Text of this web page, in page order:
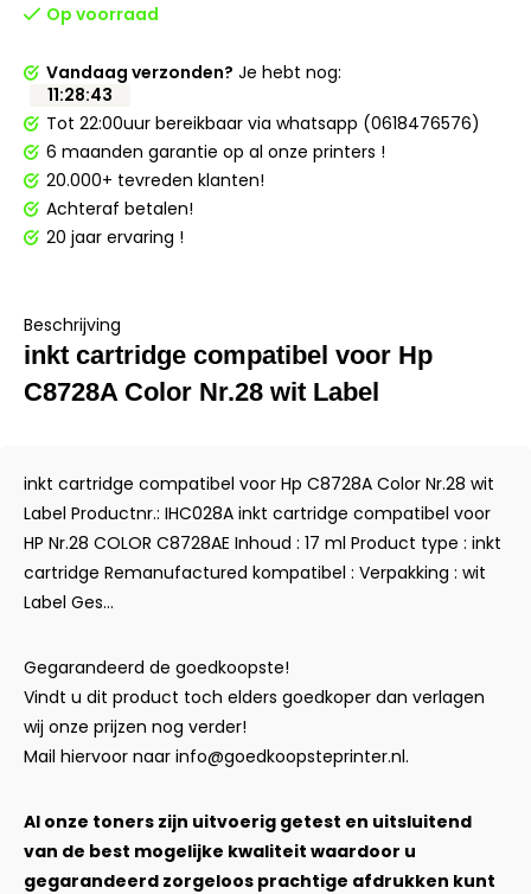
Op voorraad
Vandaag verzonden? Je hebt nog:
11:28:42
Tot 22:00uur bereikbaar via whatsapp (0618476576)
6 maanden garantie op al onze printers !
20.000+ tevreden klanten!
Achteraf betalen!
20 jaar ervaring !
Beschrijving
inkt cartridge compatibel voor Hp
C8728A Color Nr.28 wit Label
inkt cartridge compatibel voor Hp C8728A Color Nr.28 wit
Label Productnr.: IHC028A inkt cartridge compatibel voor
HP Nr.28 COLOR C8728AE Inhoud : 17 ml Product type : inkt
cartridge Remanufactured kompatibel : Verpakking : wit
Label Ges...
Gegarandeerd de goedkoopste!
Vindt u dit product toch elders goedkoper dan verlagen
wij onze prijzen nog verder!
Mail hiervoor naar info@goedkoopsteprinter.nl.
Al onze toners zijn uitvoerig getest en uitsluitend
van de best mogelijke kwaliteit waardoor u
gegarandeerd zorgeloos prachtige afdrukken kunt